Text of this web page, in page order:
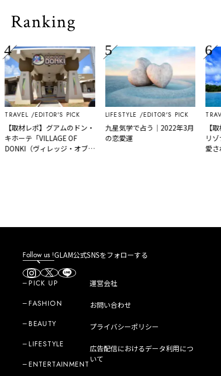
Ranking
TRAVEL EDITOR'S PICK
【取材レポ】グアムのドン・
キホーテ「VILLAGE OF
DONKI（ヴィレッジ・オブ・
LIFESTYLE EDITOR'S PICK
九星気学で占う｜2022年3月
の恋愛運
【
リゾ
愛さ
Follow us !GLAM公式SNSをフォローする
PICK UP
FASHION
BEAUTY
LIFESTYLE
ENTERTAINMENT
運営会社
お問い合わせ
プライバシーポリシー
広告配信におけるデータ利用につ
いて